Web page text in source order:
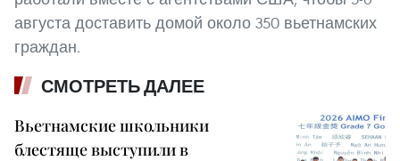
августа доставить домой около 350 вьетнамских
граждан.
СМОТРЕТЬ ДАЛЕЕ
Вьетнамские школьники
блестяще выступили в